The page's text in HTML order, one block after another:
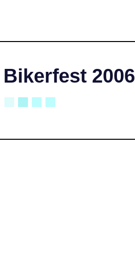
Bikerfest 2006